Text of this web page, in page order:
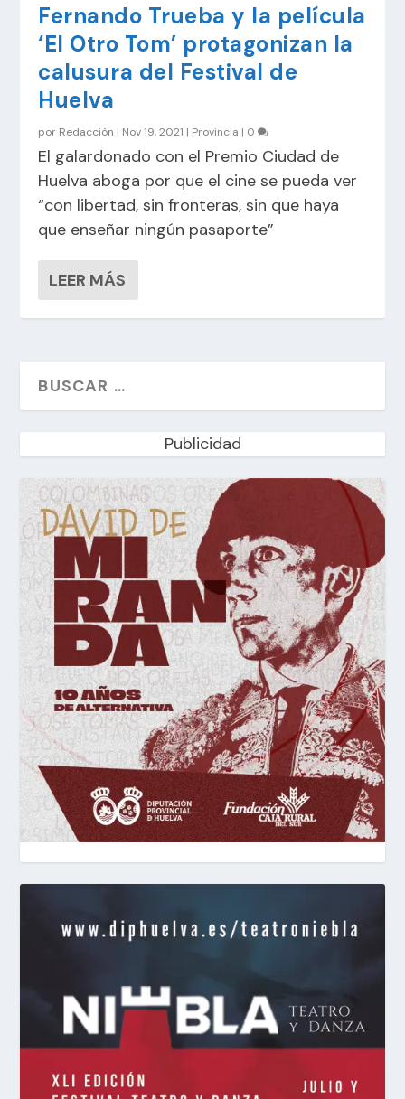
Fernando Trueba y la película
‘El Otro Tom’ protagonizan la
calusura del Festival de
Huelva
por Redacción | Nov 19, 2021 | Provincia | 0
El galardonado con el Premio Ciudad de
Huelva aboga por que el cine se pueda ver
“con libertad, sin fronteras, sin que haya
que enseñar ningún pasaporte”
LEER MÁS
Publicidad